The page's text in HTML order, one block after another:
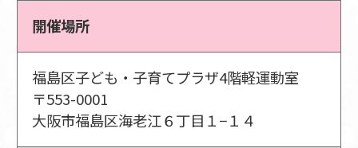
開催場所
福島区子ども・子育てプラザ4階軽運動室
〒553-0001
大阪市福島区海老江６丁目１−１４